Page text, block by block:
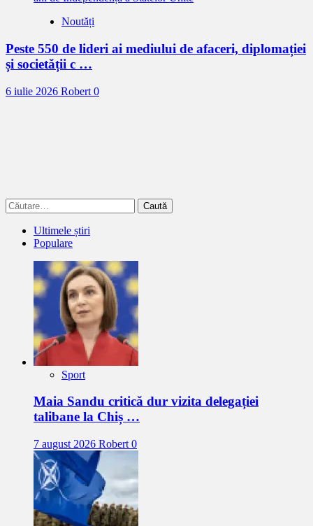
Noutăți
Peste 550 de lideri ai mediului de afaceri, diplomației
și societății c …
6 iulie 2026 Robert 0
Caută
după:
Ultimele știri
Populare
Sport
Maia Sandu critică dur vizita delegației
talibane la Chiș …
7 august 2026 Robert 0